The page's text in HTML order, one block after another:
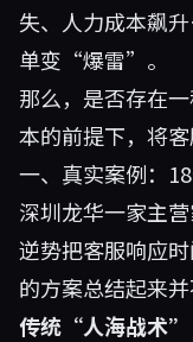
失、人力成本飙
单变“爆雷”。
那么，是否存在
本的前提下，将
一、真实案例：
深圳龙华一家主
逆势把客服响应
的方案总结起来
传统“人海战术”